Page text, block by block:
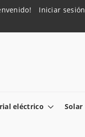
Iniciar sesión
eléctrico Solar